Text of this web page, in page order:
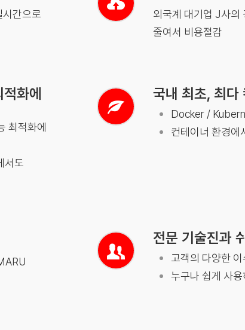
간으로
외국계 대기업 J사의
줄여서 비용절감
화에
최적화에
서도
국내 최초, 최다
Docker /
컨테이너 환경에
전문 기술진과
고객의 다양한
누구나 쉽게 사